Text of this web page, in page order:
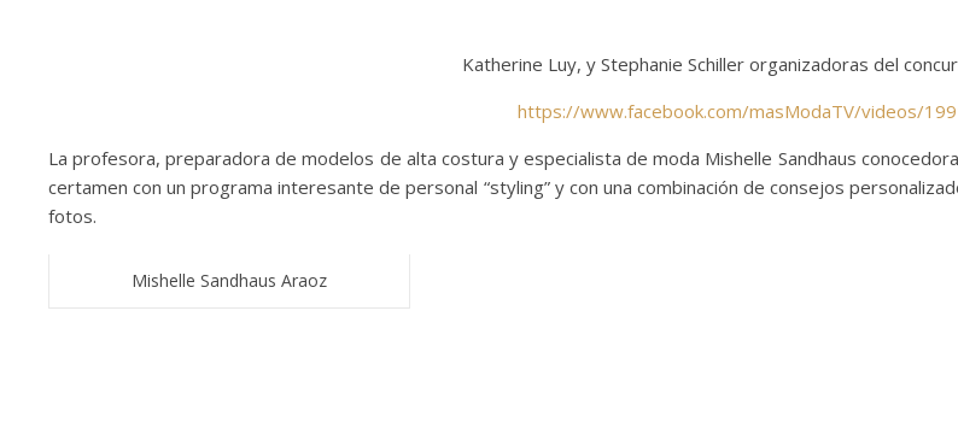
Katherine Luy, y Stephanie Schiller organizadoras del
https://www.facebook.com/masModaTV/videos/
La profesora, preparadora de modelos de alta costura y especialista de moda Mishelle Sandhaus
certamen con un programa interesante de personal “styling” y con una combinación de consejos
fotos.
Mishelle Sandhaus Araoz